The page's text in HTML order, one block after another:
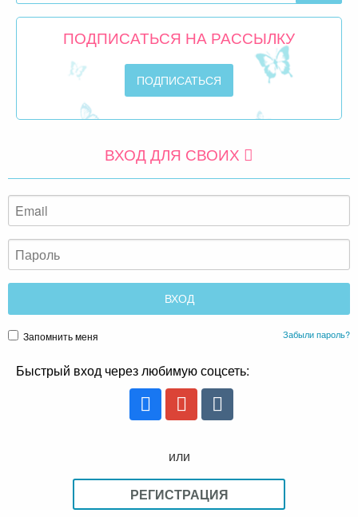
ПОДПИСАТЬСЯ НА РАССЫЛКУ
ВХОД ДЛЯ СВОИХ
Запомнить меня Забыли пароль?
Быстрый вход через любимую соцсеть:
или
РЕГИСТРАЦИЯ